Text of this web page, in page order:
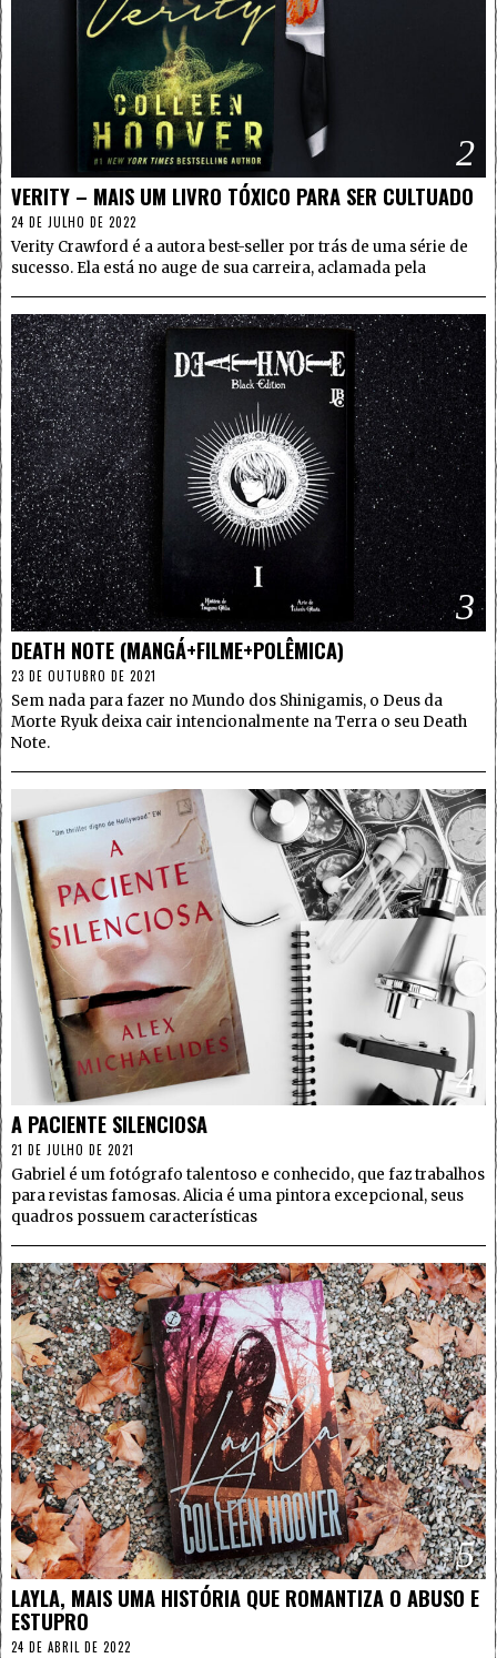
2
VERITY – MAIS UM LIVRO TÓXICO PARA SER CULTUADO
24 DE JULHO DE 2022
Verity Crawford é a autora best-seller por trás de uma série de
sucesso. Ela está no auge de sua carreira, aclamada pela
3
DEATH NOTE (MANGÁ+FILME+POLÊMICA)
23 DE OUTUBRO DE 2021
Sem nada para fazer no Mundo dos Shinigamis, o Deus da
Morte Ryuk deixa cair intencionalmente na Terra o seu Death
Note.
4
A PACIENTE SILENCIOSA
21 DE JULHO DE 2021
Gabriel é um fotógrafo talentoso e conhecido, que faz trabalhos
para revistas famosas. Alicia é uma pintora excepcional, seus
quadros possuem características
5
LAYLA, MAIS UMA HISTÓRIA QUE ROMANTIZA O ABUSO E
ESTUPRO
24 DE ABRIL DE 2022